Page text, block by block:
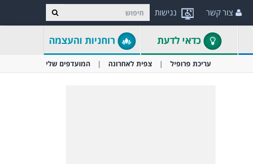
נגישות צור קשר
כדאי לדעת רוחניות והעצמה
עריכת פרופיל צפית לאחרונה המועדפים שלי